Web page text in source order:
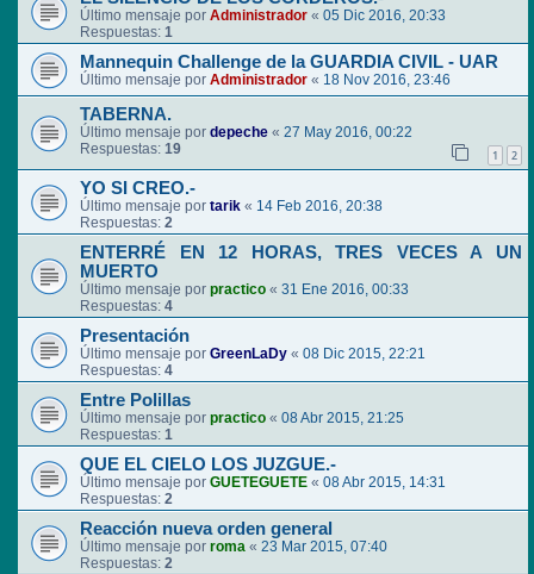
Último mensaje por Administrador « 05 Dic 2016, 20:33
Respuestas: 1
Mannequin Challenge de la GUARDIA CIVIL - UAR
Último mensaje por Administrador « 18 Nov 2016, 23:46
TABERNA.
Último mensaje por depeche « 27 May 2016, 00:22
Respuestas: 19 1 2
YO SI CREO.-
Último mensaje por tarik « 14 Feb 2016, 20:38
Respuestas: 2
ENTERRÉ EN 12 HORAS, TRES VECES A UN
MUERTO
Último mensaje por practico « 31 Ene 2016, 00:33
Respuestas: 4
Presentación
Último mensaje por GreenLaDy « 08 Dic 2015, 22:21
Respuestas: 4
Entre Polillas
Último mensaje por practico « 08 Abr 2015, 21:25
Respuestas: 1
QUE EL CIELO LOS JUZGUE.-
Último mensaje por GUETEGUETE « 08 Abr 2015, 14:31
Respuestas: 2
Reacción nueva orden general
Último mensaje por roma « 23 Mar 2015, 07:40
Respuestas: 2